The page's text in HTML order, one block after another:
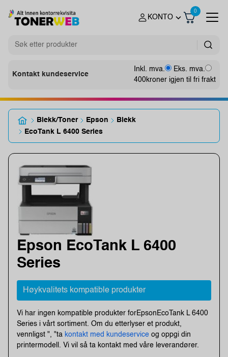
KONTO
0
Kontakt kundeservice
Inkl. mva.
Eks. mva.
400kroner igjen til fri frakt
Blekk/Toner Epson
Blekk
EcoTank L 6400 Series
Epson EcoTank L 6400
Series
Høykvalitets kompatible produkter
Vi har ingen kompatible produkter forEpsonEcoTank L 6400
Series i vårt sortiment. Om du etterlyser et produkt,
vennligst ", "ta kontakt med kundeservice og oppgi din
printermodell. Vi vil så ta kontakt med våre leverandører.